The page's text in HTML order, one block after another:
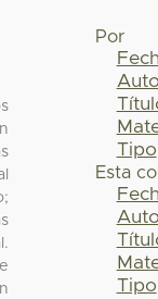
Por
Tipo
Esta
Tipo